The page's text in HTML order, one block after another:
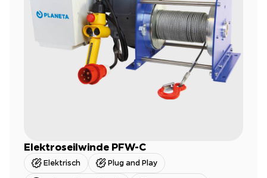
Elektroseilwinde PFW-C
Elektrisch Plug and Play